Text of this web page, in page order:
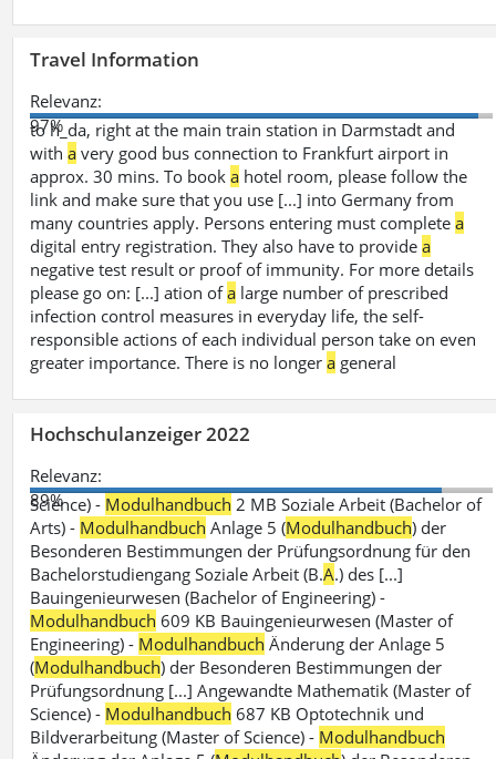
Travel Information
Relevanz:
97%
to h_da, right at the main train station in Darmstadt and
witha very good bus connection to Frankfurt airport in
approx. 30 mins. To booka hotel room, please follow the
link and make sure that you use [...] into Germany from
many countries apply. Persons entering must completea
digital entry registration. They also have to providea
negative test result or proof of immunity. For more details
please go on: [...] ation ofa large number of prescribed
infection control measures in everyday life, the self-
responsible actions of each individual person take on even
greater importance. There is no longera general
Hochschulanzeiger 2022
Relevanz:
89%
Science) - Modulhandbuch 2 MB Soziale Arbeit (Bachelor of
Arts) - Modulhandbuch Anlage 5 (Modulhandbuch) der
Besonderen Bestimmungen der Prüfungsordnung für den
Bachelorstudiengang Soziale Arbeit (B.A.) des [...]
Bauingenieurwesen (Bachelor of Engineering) -
Modulhandbuch 609 KB Bauingenieurwesen (Master of
Engineering) - Modulhandbuch Änderung der Anlage 5
(Modulhandbuch) der Besonderen Bestimmungen der
Prüfungsordnung [...] Angewandte Mathematik (Master of
Science) - Modulhandbuch 687 KB Optotechnik und
Bildverarbeitung (Master of Science) - Modulhandbuch